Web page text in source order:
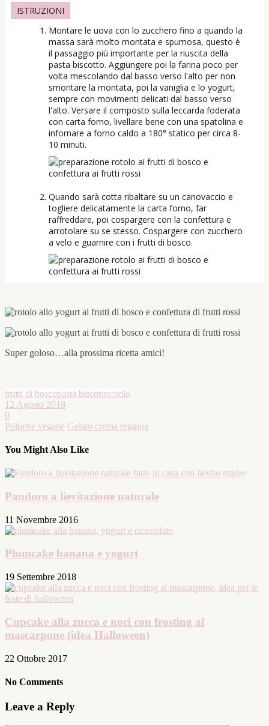
ISTRUZIONI
Montare le uova con lo zucchero fino a quando la
massa sarà molto montata e spumosa, questo è
il passaggio più importante per la riuscita della
pasta biscotto. Aggiungere poi la farina poco per
volta mescolando dal basso verso l'alto per non
smontare la montata, poi la vaniglia e lo yogurt,
sempre con movimenti delicati dal basso verso
l'alto. Versare il composto sulla leccarda foderata
con carta forno, livellare bene con una spatolina e
infornare a forno caldo a 180° statico per circa 8-
10 minuti.
Quando sarà cotta ribaltare su un canovaccio e
togliere delicatamente la carta forno, far
raffreddare, poi cospargere con la confettura e
arrotolare su se stesso. Cospargere con zucchero
a velo e guarnire con i frutti di bosco.
Super goloso…alla prossima ricetta amici!
frutti di boscopasta biscottorotolo
12 Agosto 2018
0
Polpette vegane Gelato crema reggina
You Might Also Like
Pandoro a lievitazione naturale
11 Novembre 2016
Plumcake banana e yogurt
19 Settembre 2018
Cupcake alla zucca e noci con frosting al
mascarpone (idea Halloween)
22 Ottobre 2017
No Comments
Leave a Reply